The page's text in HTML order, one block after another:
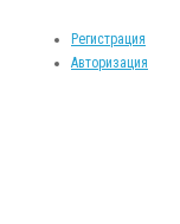
Регистрация
Авторизация